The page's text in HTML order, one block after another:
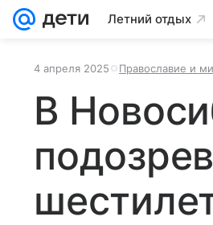
Летний отдых
4 апреля 2025 Православие и
В